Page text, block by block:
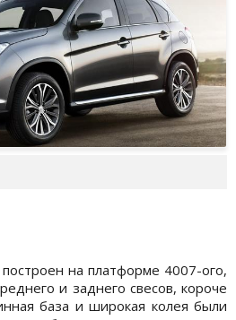
на платформе 4007-ого,
и заднего свесов, короче
база и широкая колея были